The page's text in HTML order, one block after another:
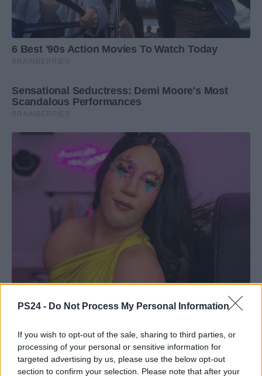
PS24 - Do Not Process My Personal Information
If you wish to opt-out of the sale, sharing to third parties, or
processing of your personal or sensitive information for
targeted advertising by us, please use the below opt-out
section to confirm your selection. Please note that after your